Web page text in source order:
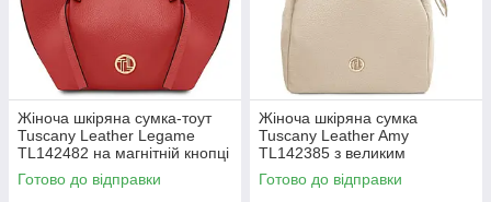
Жіноча шкіряна сумка-тоут
Tuscany Leather Legame
TL142482 на магнітній кнопці
з плечовим ременем,
коралова BS2482_1_105
Готово до відправки
Жіноча шкіряна сумка
Tuscany Leather Amy
TL142385 з великим
відділенням і плечовим
ременем, бежева
Готово до відправки